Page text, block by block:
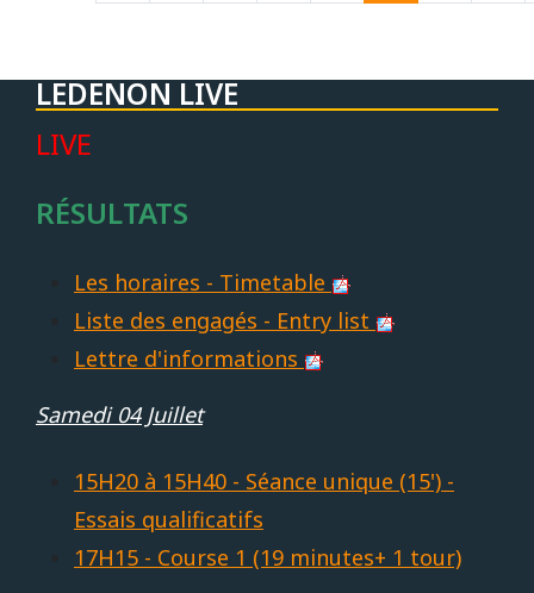
LEDENON LIVE
LIVE
RÉSULTATS
Les horaires - Timetable
Liste des engagés - Entry list
Lettre d'informations
Samedi 04 Juillet
15H20 à 15H40 - Séance unique (15') -
Essais qualificatifs
17H15 - Course 1 (19 minutes+ 1 tour)